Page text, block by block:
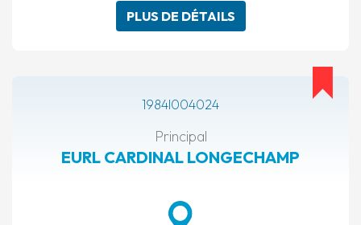
PLUS DE DÉTAILS
1984I004024
Principal
EURL CARDINAL LONGECHAMP